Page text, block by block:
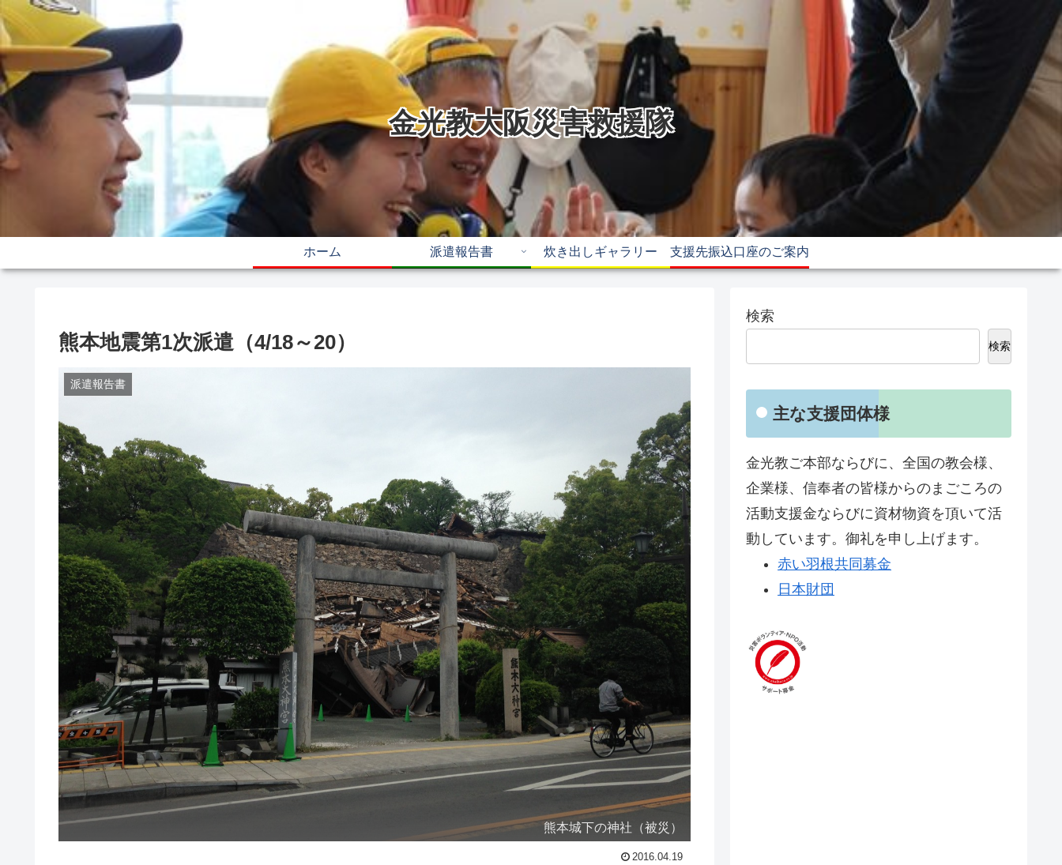
金光教大阪災害救援隊
ホーム 派遣報告書 炊き出しギャラリー 支援先振込口座のご案内
熊本地震第1次派遣（4/18～20）
派遣報告書
熊本城下の神社（被災）
2016.04.19
検索
検索
主な支援団体様
金光教ご本部ならびに、全国の教会様、
企業様、信奉者の皆様からのまごころの
活動支援金ならびに資材物資を頂いて活
動しています。御礼を申し上げます。
赤い羽根共同募金
日本財団